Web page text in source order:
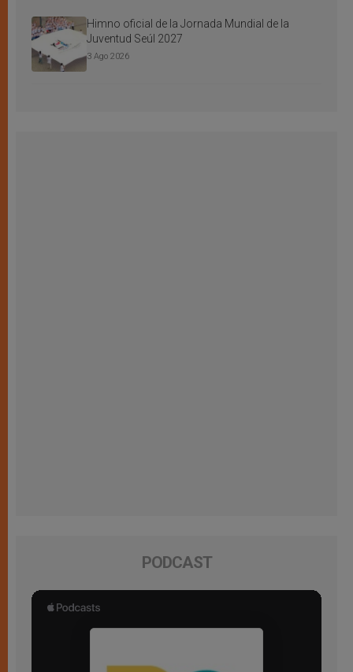
Himno oficial de la Jornada Mundial de la
Juventud Seúl 2027
3 Ago 2026
PODCAST